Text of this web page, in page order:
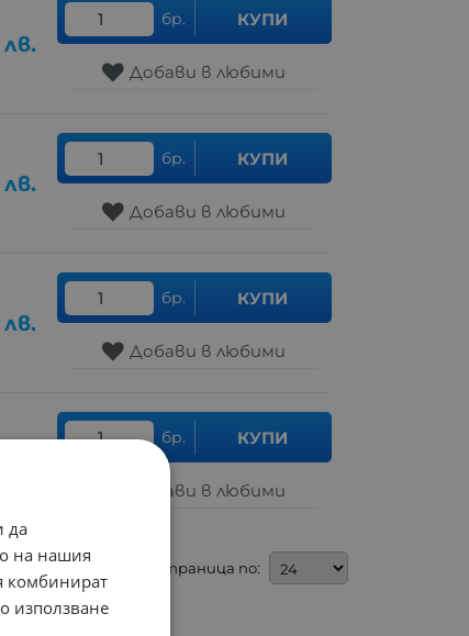
лв.
бр. КУПИ
Добави в любими
лв.
бр. КУПИ
Добави в любими
лв.
бр. КУПИ
Добави в любими
бр. КУПИ
Добави в любими
На страница по:
да
на нашия
комбинират
използване